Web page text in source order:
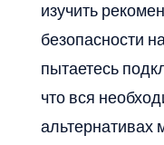
изучить
безопасности
пытаетесь
что вся
альтернативах